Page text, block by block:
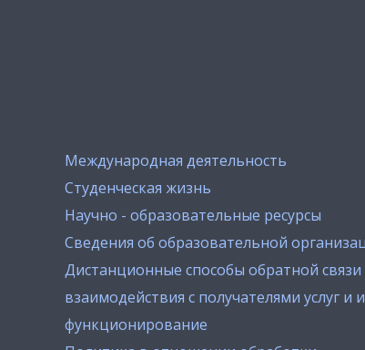
Международная деятельность
Студенческая жизнь
Научно - образовательные ресурсы
Сведения об образовательной
Дистанционные способы обратной связи
взаимодействия с получателями услуг и
функционирование